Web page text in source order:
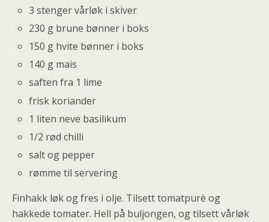
3 stenger vårløk i skiver
230 g brune bønner i boks
150 g hvite bønner i boks
140 g mais
saften fra 1 lime
frisk koriander
1 liten neve basilikum
1/2 rød chilli
salt og pepper
rømme til servering
Finhakk løk og fres i olje. Tilsett tomatpurè og
hakkede tomater. Hell på buljongen, og tilsett vårløk